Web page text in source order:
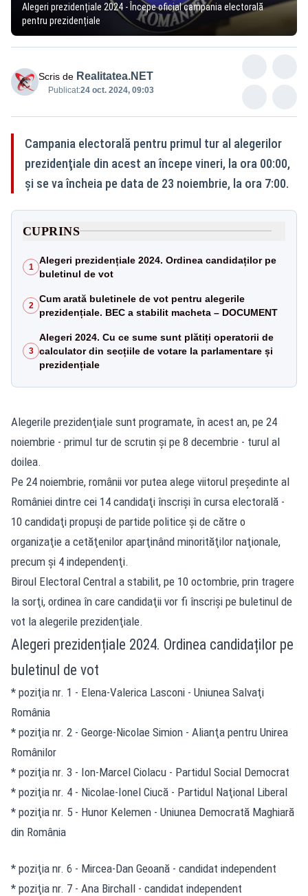
Alegeri prezidențiale 2024 - Începe oficial campania electorală
pentru prezidențiale
Scris de Realitatea.NET
Publicat:24 oct. 2024, 09:03
Campania electorală pentru primul tur al alegerilor
prezidenţiale din acest an începe vineri, la ora 00:00,
şi se va încheia pe data de 23 noiembrie, la ora 7:00.
CUPRINS
1
Alegeri prezidențiale 2024. Ordinea candidaților pe
buletinul de vot
2
Cum arată buletinele de vot pentru alegerile
prezidențiale. BEC a stabilit macheta – DOCUMENT
3
Alegeri 2024. Cu ce sume sunt plătiți operatorii de
calculator din secțiile de votare la parlamentare și
prezidențiale
Alegerile prezidenţiale sunt programate, în acest an, pe 24
noiembrie - primul tur de scrutin şi pe 8 decembrie - turul al
doilea.
Pe 24 noiembrie, românii vor putea alege viitorul preşedinte al
României dintre cei 14 candidaţi înscrişi în cursa electorală -
10 candidaţi propuşi de partide politice şi de către o
organizaţie a cetăţenilor aparţinând minorităţilor naţionale,
precum şi 4 independenţi.
Biroul Electoral Central a stabilit, pe 10 octombrie, prin tragere
la sorţi, ordinea în care candidaţii vor fi înscrişi pe buletinul de
vot la alegerile prezidenţiale.
Alegeri prezidențiale 2024. Ordinea candidaților pe
buletinul de vot
* poziţia nr. 1 - Elena-Valerica Lasconi - Uniunea Salvaţi
România
* poziţia nr. 2 - George-Nicolae Simion - Alianţa pentru Unirea
Românilor
* poziţia nr. 3 - Ion-Marcel Ciolacu - Partidul Social Democrat
* poziţia nr. 4 - Nicolae-Ionel Ciucă - Partidul Naţional Liberal
* poziţia nr. 5 - Hunor Kelemen - Uniunea Democrată Maghiară
din România
* poziţia nr. 6 - Mircea-Dan Geoană - candidat independent
* poziţia nr. 7 - Ana Birchall - candidat independent